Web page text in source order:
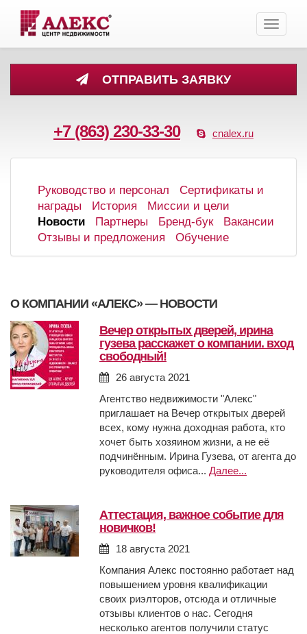
ОТПРАВИТЬ ЗАЯВКУ
+7 (863) 230-33-30 cnalex.ru
Toggle
Руководство и персонал
Сертификаты и
награды
История
Миссии и цели
Новости
Партнеры Бренд-бук
Вакансии
Отзывы и предложения
Обучение
О КОМПАНИИ «АЛЕКС» — НОВОСТИ
вечер открытых дверей, ирина
гузева расскажет о компании. вход
свободный!
26 августа 2021
Агентство недвижимости "Алекс"
приглашает на Вечер открытых дверей
всех, кому нужна доходная работа, кто
хочет быть хозяином жизни, а не её
подчинённым. Ирина Гузева, от агента до
руководителя офиса... Далее...
аттестация, важное событие для
новичков!
18 августа 2021
Компания Алекс постоянно работает над
повышением уровня квалификации
своих риэлторов, отсюда и отличные
отзывы клиентов о нас. Сегодня
несколько агентов получили статус